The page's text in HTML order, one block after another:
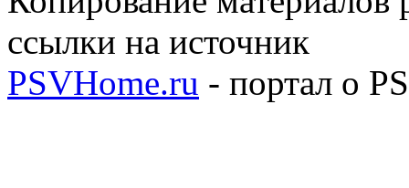
ссылки на источник
PSVHome.ru - портал о